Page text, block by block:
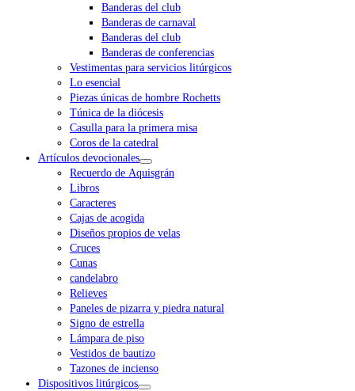
Banderas del club
Banderas de carnaval
Banderas del club
Banderas de conferencias
Vestimentas para servicios litúrgicos
Lo esencial
Piezas únicas de hombre Rochetts
Túnica de la diócesis
Casulla para la primera misa
Coros de la catedral
Artículos devocionales
Recuerdo de Aquisgrán
Libros
Caracteres
Cajas de acogida
Diseños propios de velas
Cruces
Cunas
candelabro
Relieves
Paneles de pizarra y piedra natural
Signo de estrella
Lámpara de piso
Vestidos de bautizo
Tazones de incienso
Dispositivos litúrgicos